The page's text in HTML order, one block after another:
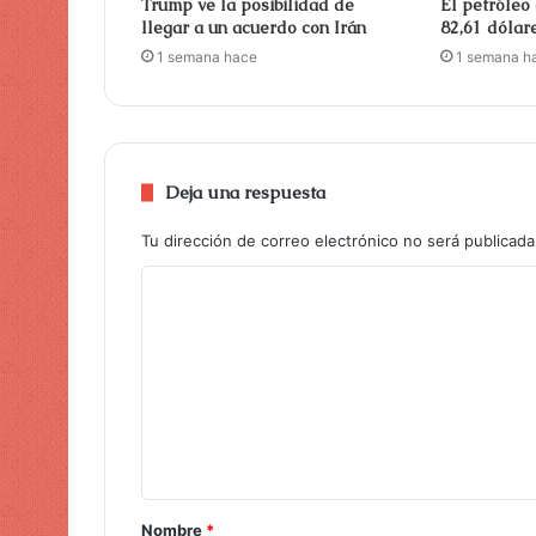
Trump ve la posibilidad de
llegar a un acuerdo con Irán
1 semana hace
El petróleo
82,61
1 semana
Deja una respuesta
Tu dirección de correo electrónico no será
Nombre *